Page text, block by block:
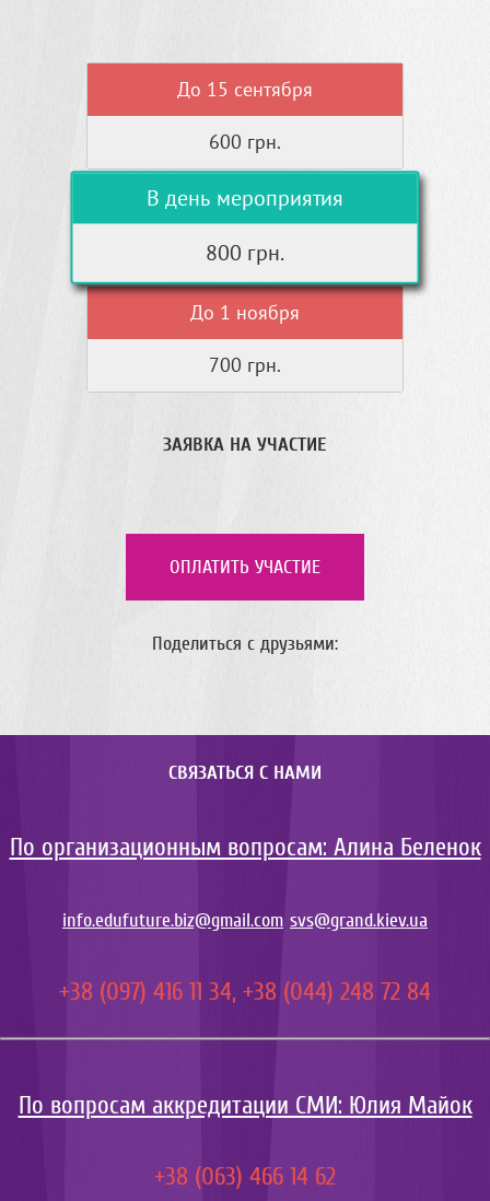
До 15 сентября
600 грн.
В день мероприятия
800 грн.
До 1 ноября
700 грн.
ЗАЯВКА НА УЧАСТИЕ
ОПЛАТИТЬ УЧАСТИЕ
Поделиться с друзьями:
СВЯЗАТЬСЯ С НАМИ
По организационным вопросам: Алина Беленок
info.edufuture.biz@gmail.com svs@grand.kiev.ua
+38 (097) 416 11 34, +38 (044) 248 72 84
По вопросам аккредитации СМИ: Юлия Майок
+38 (063) 466 14 62